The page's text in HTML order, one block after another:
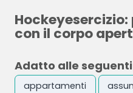
con il corpo
Adatto alle
appartamenti